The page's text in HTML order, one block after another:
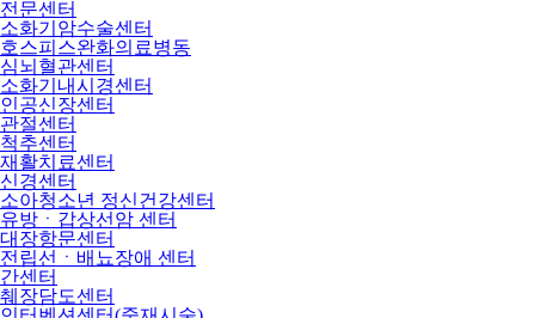
전문센터
소화기암수술센터
호스피스완화의료병동
심뇌혈관센터
소화기내시경센터
인공신장센터
관절센터
척추센터
재활치료센터
신경센터
소아청소년 정신건강센터
유방ㆍ갑상선암 센터
대장항문센터
전립선ㆍ배뇨장애 센터
간센터
췌장담도센터